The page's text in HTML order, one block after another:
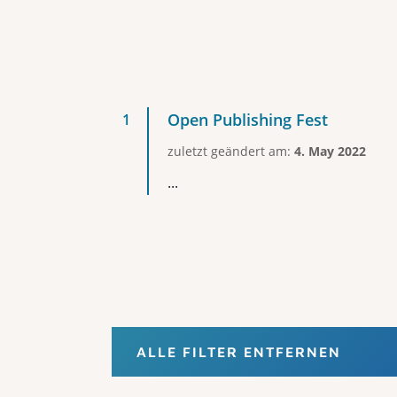
Open Publishing Fest
zuletzt geändert am: 4. May 2022
...
ALLE FILTER ENTFERNEN